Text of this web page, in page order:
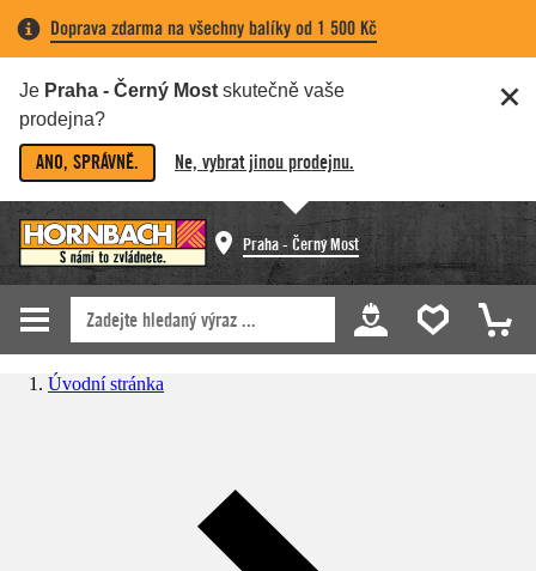
Doprava zdarma na všechny balíky od 1 500 Kč
Je Praha - Černý Most skutečně vaše
prodejna?
ANO, SPRÁVNĚ. Ne, vybrat jinou prodejnu.
Praha - Černý Most
Úvodní stránka